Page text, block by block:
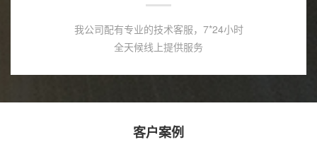
我公司配有专业的技术客服，7*24小时
全天候线上提供服务
客户案例